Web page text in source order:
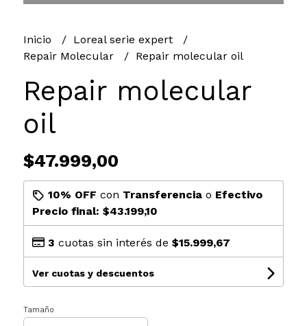
Inicio
Loreal serie expert
Repair Molecular
Repair molecular oil
Repair molecular
oil
$47.999,00
10% OFF con Transferenciao Efectivo
Precio final: $43.199,10
3 cuotas sin interés de $15.999,67
Ver cuotas y descuentos
Tamaño